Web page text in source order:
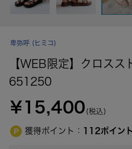
卑弥呼 (ヒミコ)
【WEB限定】クロスス
651250
¥15,400 (税込)
獲得ポイント： 112ポイント